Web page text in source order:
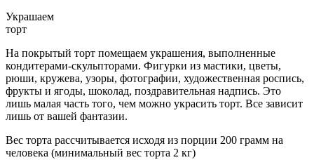
Украшаем
торт
На покрытый торт помещаем украшения, выполненные
кондитерами-скульпторами. Фигурки из мастики, цветы,
рюши, кружева, узоры, фотографии, художественная роспись,
фрукты и ягоды, шоколад, поздравительная надпись. Это
лишь малая часть того, чем можно украсить торт. Все зависит
лишь от вашей фантазии.
Вес торта рассчитывается исходя из порции 200 грамм на
человека (минимальный вес торта 2 кг)